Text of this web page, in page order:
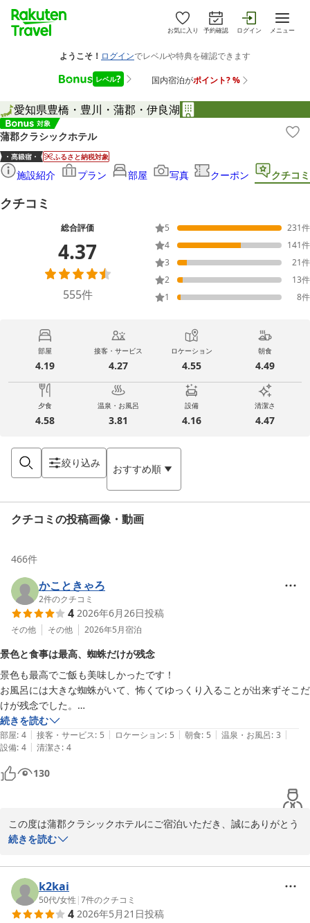
お気に入り 予約確認 ログイン メニュー
愛知県豊橋・豊川・蒲郡・伊良湖
蒲郡クラシックホテル
ふるさと納税対象
施設紹介 プラン 部屋 写真 クーポン クチコミ
クチコミ
総合評価
4.37
555件
5 231件
4
141件
3
21件
2
13件
1
8件
部屋
4.19
接客・サービス
4.27
ロケーション
4.55
朝食
4.49
夕食
4.58
温泉・お風呂
3.81
設備
4.16
清潔さ
4.47
絞り込み おすすめ順
クチコミの投稿画像・動画
466件
かこときゃろ
2件のクチコミ
4 2026年6月26日投稿
その他 その他 2026年5月宿泊
景色と食事は最高、蜘蛛だけが残念
景色も最高でご飯も美味しかったです！
お風呂には大きな蜘蛛がいて、怖くてゆっくり入ることが出来ずそこだ
けが残念でした。
サウナはとても気持ち良かったです。
お庭の散策もゆっくり出来て、昼と夜では景色も違って本当に素晴らし
かったです。
続きを読む
部屋: 4 | 接客・サービス: 5 | ロケーション: 5 | 朝食: 5 | 温泉・お風呂: 3 |
設備: 4 | 清潔さ: 4
130
この度は蒲郡クラシックホテルにご宿泊いただき、誠にありがとう
ございます。
い、大変嬉しく存じます。
しかしながら、お風呂にてご不快な思いをさせてしまいましたこ
と、深くお詫び申し上げます。
続きを読む
k2kai
50代/女性 |7件のクチコミ
4 2026年5月21日投稿